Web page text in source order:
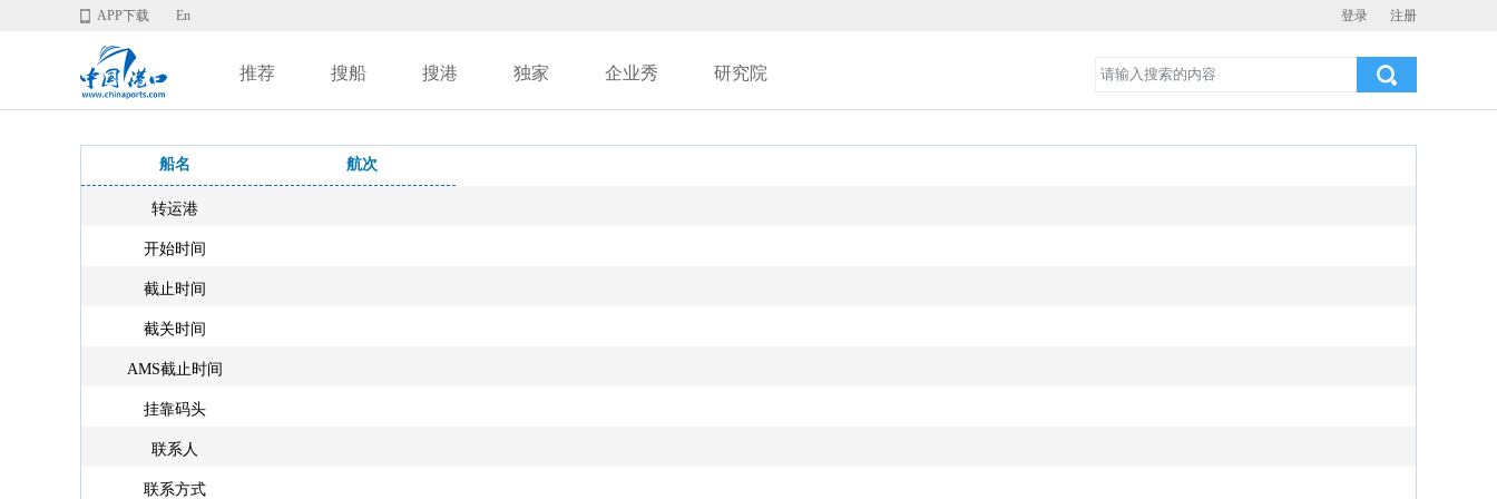
登录 注册
APP下载 En
推荐 搜船 搜港 独家 企业秀 研究院
船名 航次
转运港
开始时间
截止时间
截关时间
AMS截止时间
挂靠码头
联系人
联系方式